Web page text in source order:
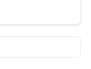
aller »